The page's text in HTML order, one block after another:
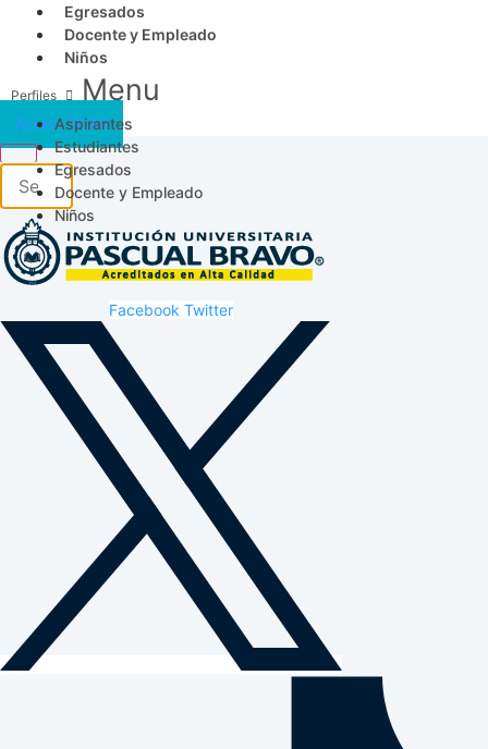
Egresados
Docente y Empleado
Niños
Menu
Aspirantes
Estudiantes
Egresados
Docente y Empleado
Niños
Acceso SICAU
Facebook Twitter